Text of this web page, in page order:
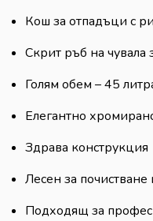
Кош за отпадъци с
Скрит ръб на чувала
Голям обем – 45
Елегантно
Здрава конструкция
Лесен за
Подходящ за